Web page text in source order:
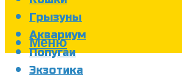
Грызуны
Аквариум
Попугаи
Экзотика
Меню